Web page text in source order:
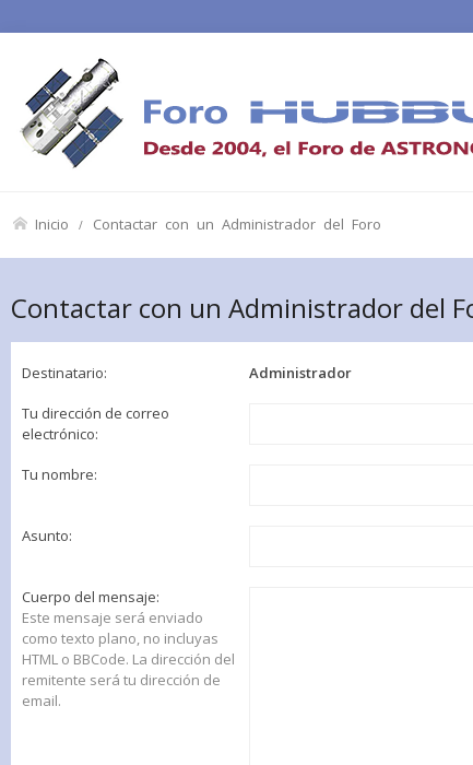
Inicio Contactar con un Administrador del Foro
Contactar con un Administrador del
Destinatario: Administrador
Tu dirección de correo
electrónico:
Tu nombre:
Asunto:
Cuerpo del mensaje:
Este mensaje será enviado
como texto plano, no incluyas
HTML o BBCode. La dirección del
remitente será tu dirección de
email.